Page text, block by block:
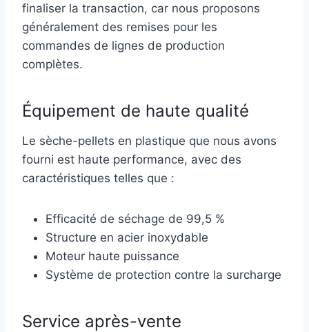
finaliser la transaction, car nous proposons
généralement des remises pour les
commandes de lignes de production
complètes.
Équipement de haute qualité
Le sèche-pellets en plastique que nous avons
fourni est haute performance, avec des
caractéristiques telles que :
Efficacité de séchage de 99,5 %
Structure en acier inoxydable
Moteur haute puissance
Système de protection contre la surcharge
Service après-vente